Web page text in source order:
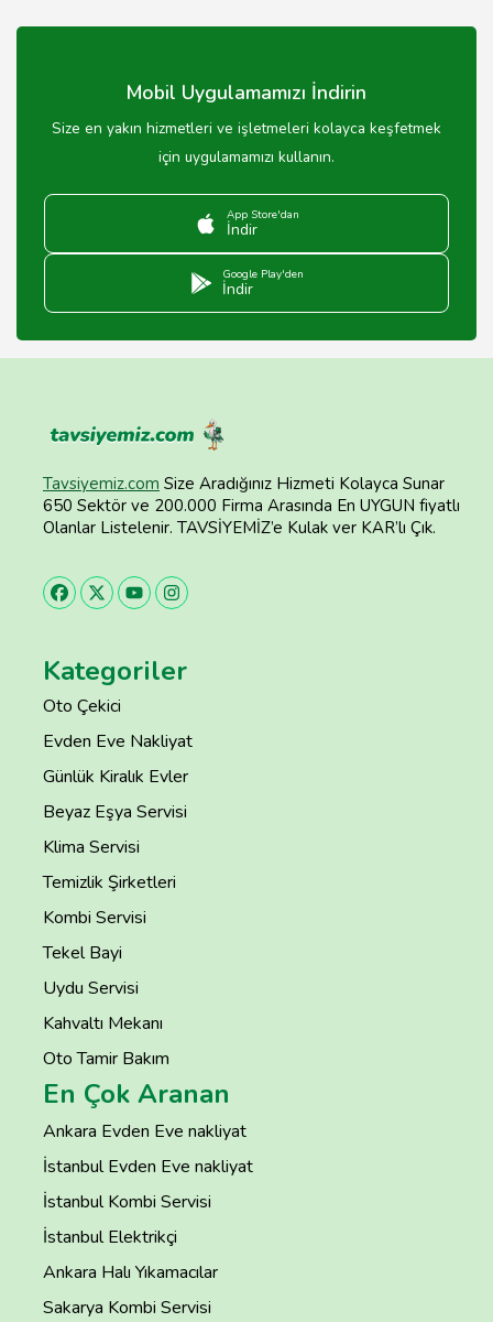
aktiviteler bulunmaktadır.
Mobil Uygulamamızı İndirin
Size en yakın hizmetleri ve işletmeleri kolayca keşfetmek
için uygulamamızı kullanın.
App Store'dan
İndir
Google Play'den
İndir
Tavsiyemiz.com Size Aradığınız Hizmeti Kolayca Sunar
650 Sektör ve 200.000 Firma Arasında En UYGUN fiyatlı
Olanlar Listelenir. TAVSİYEMİZ’e Kulak ver KAR’lı Çık.
Kategoriler
Oto Çekici
Evden Eve Nakliyat
Günlük Kiralık Evler
Beyaz Eşya Servisi
Klima Servisi
Temizlik Şirketleri
Kombi Servisi
Tekel Bayi
Uydu Servisi
Kahvaltı Mekanı
Oto Tamir Bakım
En Çok Aranan
Ankara Evden Eve nakliyat
İstanbul Evden Eve nakliyat
İstanbul Kombi Servisi
İstanbul Elektrikçi
Ankara Halı Yıkamacılar
Sakarya Kombi Servisi